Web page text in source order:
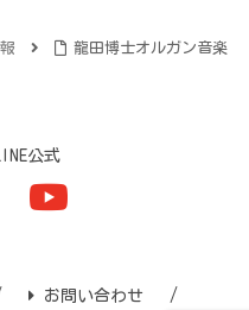
龍田博士オルガン音楽
公式
お問い合わせ